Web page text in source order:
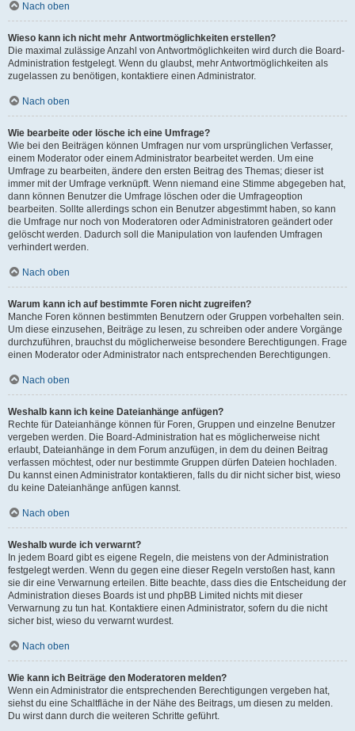
Nach oben
Wieso kann ich nicht mehr Antwortmöglichkeiten erstellen?
Die maximal zulässige Anzahl von Antwortmöglichkeiten wird durch die Board-
Administration festgelegt. Wenn du glaubst, mehr Antwortmöglichkeiten als
zugelassen zu benötigen, kontaktiere einen Administrator.
Nach oben
Wie bearbeite oder lösche ich eine Umfrage?
Wie bei den Beiträgen können Umfragen nur vom ursprünglichen Verfasser,
einem Moderator oder einem Administrator bearbeitet werden. Um eine
Umfrage zu bearbeiten, ändere den ersten Beitrag des Themas; dieser ist
immer mit der Umfrage verknüpft. Wenn niemand eine Stimme abgegeben hat,
dann können Benutzer die Umfrage löschen oder die Umfrageoption
bearbeiten. Sollte allerdings schon ein Benutzer abgestimmt haben, so kann
die Umfrage nur noch von Moderatoren oder Administratoren geändert oder
gelöscht werden. Dadurch soll die Manipulation von laufenden Umfragen
verhindert werden.
Nach oben
Warum kann ich auf bestimmte Foren nicht zugreifen?
Manche Foren können bestimmten Benutzern oder Gruppen vorbehalten sein.
Um diese einzusehen, Beiträge zu lesen, zu schreiben oder andere Vorgänge
durchzuführen, brauchst du möglicherweise besondere Berechtigungen. Frage
einen Moderator oder Administrator nach entsprechenden Berechtigungen.
Nach oben
Weshalb kann ich keine Dateianhänge anfügen?
Rechte für Dateianhänge können für Foren, Gruppen und einzelne Benutzer
vergeben werden. Die Board-Administration hat es möglicherweise nicht
erlaubt, Dateianhänge in dem Forum anzufügen, in dem du deinen Beitrag
verfassen möchtest, oder nur bestimmte Gruppen dürfen Dateien hochladen.
Du kannst einen Administrator kontaktieren, falls du dir nicht sicher bist, wieso
du keine Dateianhänge anfügen kannst.
Nach oben
Weshalb wurde ich verwarnt?
In jedem Board gibt es eigene Regeln, die meistens von der Administration
festgelegt werden. Wenn du gegen eine dieser Regeln verstoßen hast, kann
sie dir eine Verwarnung erteilen. Bitte beachte, dass dies die Entscheidung der
Administration dieses Boards ist und phpBB Limited nichts mit dieser
Verwarnung zu tun hat. Kontaktiere einen Administrator, sofern du die nicht
sicher bist, wieso du verwarnt wurdest.
Nach oben
Wie kann ich Beiträge den Moderatoren melden?
Wenn ein Administrator die entsprechenden Berechtigungen vergeben hat,
siehst du eine Schaltfläche in der Nähe des Beitrags, um diesen zu melden.
Du wirst dann durch die weiteren Schritte geführt.